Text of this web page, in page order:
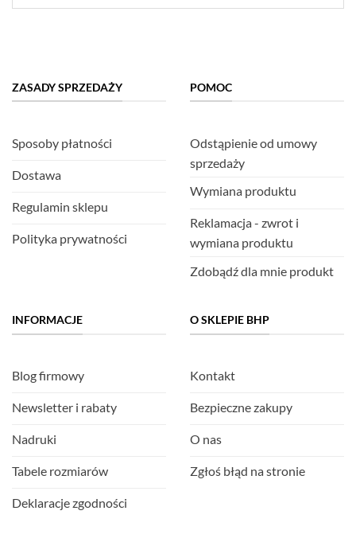
ZASADY SPRZEDAŻY
Sposoby płatności
Dostawa
Regulamin sklepu
Polityka prywatności
POMOC
Odstąpienie od umowy
sprzedaży
Wymiana produktu
Reklamacja - zwrot i
wymiana produktu
Zdobądź dla mnie produkt
INFORMACJE
Blog firmowy
Newsletter i rabaty
Nadruki
Tabele rozmiarów
Deklaracje zgodności
O SKLEPIE BHP
Kontakt
Bezpieczne zakupy
O nas
Zgłoś błąd na stronie